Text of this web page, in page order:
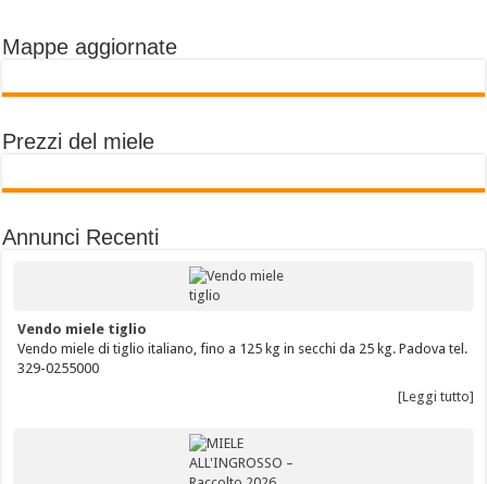
Mappe aggiornate
Prezzi del miele
Annunci Recenti
Vendo miele tiglio
Vendo miele di tiglio italiano, fino a 125 kg in secchi da 25 kg. Padova tel.
329-0255000
[Leggi tutto]